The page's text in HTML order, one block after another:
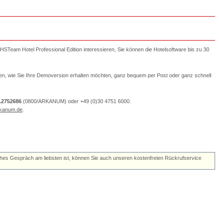
Hotel Professional Edition interessieren, Sie können die Hotelsoftware bis zu 30
wie Sie Ihre Demoversion erhalten möchten, ganz bequem per Post oder ganz schnell
(0800/ARKANUM) oder +49 (0)30 4751 6000.
Gespräch am liebsten ist, können Sie auch unseren kostenfreien Rückrufservice